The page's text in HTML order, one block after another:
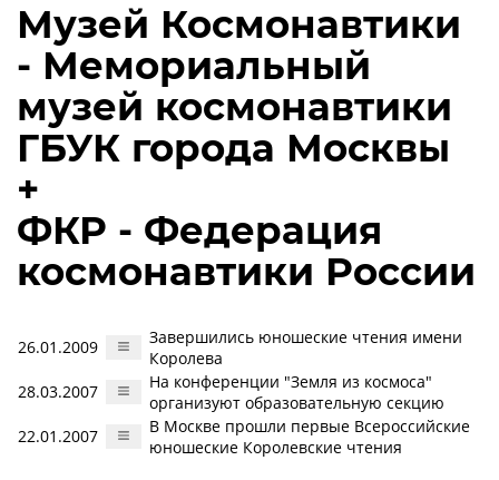
Музей Космонавтики
- Мемориальный
музей космонавтики
ГБУК города Москвы
+
ФКР - Федерация
космонавтики России
26.01.2009
Завершились юношеские чтения имени
Королева
28.03.2007
На конференции "Земля из космоса"
организуют образовательную секцию
22.01.2007
В Москве прошли первые Всероссийские
юношеские Королевские чтения